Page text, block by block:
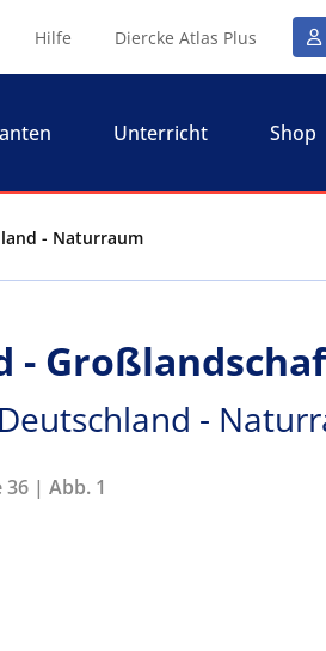
Hilfe Diercke Atlas Plus
Unterricht Shop
- Naturraum
-
-
36 | Abb. 1